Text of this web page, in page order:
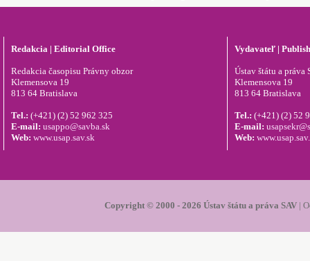
Redakcia | Editorial Office
Redakcia časopisu Právny obzor
Klemensova 19
813 64 Bratislava
Tel.: (+421) (2) 52 962 325
E-mail: usappo@savba.sk
Web: www.usap.sav.sk
Vydavateľ |
Ústav štátu a práva
Klemensova 19
813 64 Bratislava
Tel.: (+421) (2) 52
E-mail:
Web:
Copyright © 2000 - 2026 Ústav štátu a práva SAV|